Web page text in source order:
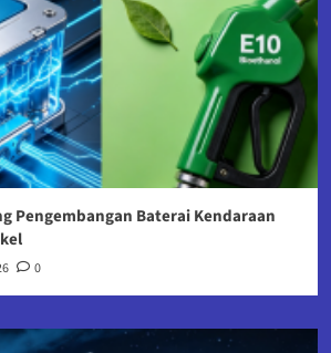
Pengembangan Baterai Kendaraan
0